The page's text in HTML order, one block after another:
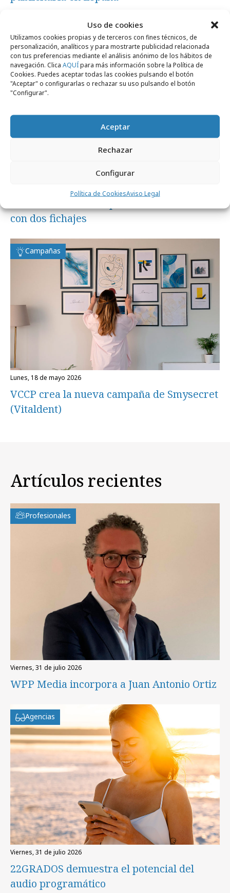
Uso de cookies
Utilizamos cookies propias y de terceros con fines técnicos, de
personalización, analíticos y para mostrarte publicidad relacionada
con tus preferencias mediante el análisis anónimo de los hábitos de
navegación. Clica AQUÍpara más información sobre la Política de
Cookies. Puedes aceptar todas las cookies pulsando el botón
"Aceptar" o configurarlas o rechazar su uso pulsando el botón
"Configurar".
Aceptar
Rechazar
Configurar
Política de CookiesAviso Legal
con dos fichajes
Campañas
lunes, 18 de mayo 2026
VCCP crea la nueva campaña de Smysecret
(Vitaldent)
Artículos recientes
Profesionales
viernes, 31 de julio 2026
WPP Media incorpora a Juan Antonio Ortiz
Agencias
viernes, 31 de julio 2026
22GRADOS demuestra el potencial del
audio programático